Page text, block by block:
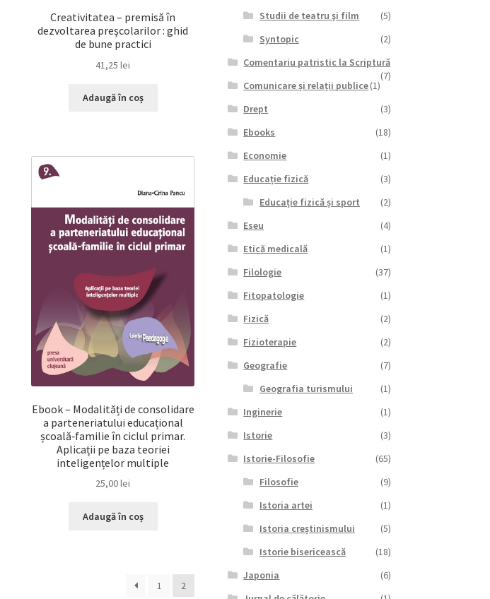
Creativitatea – premisă în
dezvoltarea preşcolarilor : ghid
de bune practici
41,25lei
Adaugă în coș
Ebook – Modalități de consolidare
a parteneriatului educațional
școală‐familie în ciclul primar.
Aplicații pe baza teoriei
inteligențelor multiple
25,00lei
Adaugă în coș
1 2
Studii de teatru şi film
(5)
Syntopic
(2)
Comentariu patristic la Scriptură
(7)
Comunicare și relații publice(1)
Drept
(3)
Ebooks
(18)
Economie
(1)
Educație fizică
(3)
Educație fizică și sport
(2)
Eseu
(4)
Etică medicală
(1)
Filologie
(37)
Fitopatologie
(1)
Fizică
(2)
Fizioterapie
(2)
Geografie
(7)
Geografia turismului
(1)
Inginerie
(1)
Istorie
(3)
Istorie-Filosofie
(65)
Filosofie
(9)
Istoria artei
(1)
Istoria creștinismului
(5)
Istorie bisericească
(18)
Japonia
(6)